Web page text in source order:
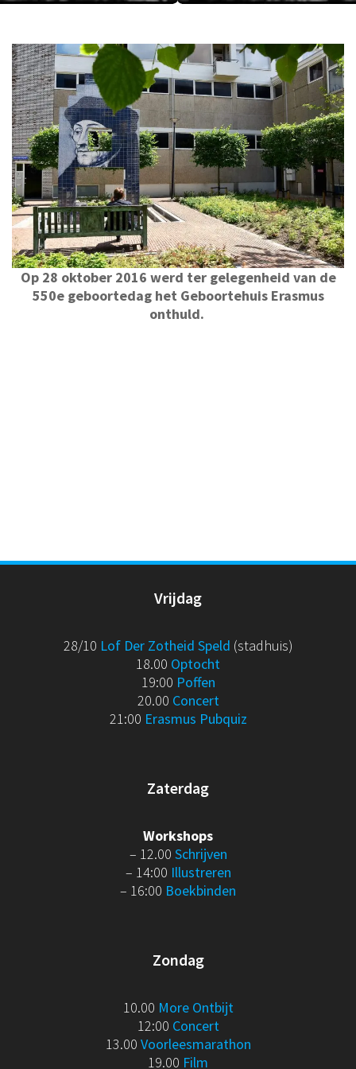
Op 28 oktober 2016 werd ter gelegenheid van de
550e geboortedag het Geboortehuis Erasmus
onthuld.
Vrijdag
28/10 Lof Der Zotheid Speld (stadhuis)
18.00 Optocht
19:00 Poffen
20.00 Concert
21:00 Erasmus Pubquiz
Zaterdag
Workshops
– 12.00 Schrijven
– 14:00 Illustreren
– 16:00 Boekbinden
Zondag
10.00 More Ontbijt
12:00 Concert
13.00 Voorleesmarathon
19.00 Film